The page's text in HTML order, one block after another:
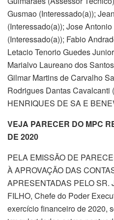
Gusmao (Interessado(a));
(Interessado(a)); Jose
(Interessado(a)); Fabio
Letacio Tenorio Guedes
Marialvo Laureano dos
Gilmar Martins de Carvalho
Rodrigues Dantas Cavalcanti
HENRIQUES DE SA E
VEJA PARECER DO MPC
DE 2020
PELA EMISSÃO DE
À APROVAÇÃO DAS
APRESENTADAS PELO SR.
FILHO, Chefe do Poder
exercício financeiro de 2020,